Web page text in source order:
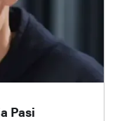
Pasi